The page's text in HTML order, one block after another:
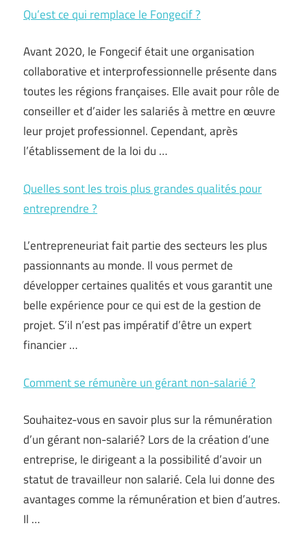
Qu’est ce qui remplace le Fongecif ?
Avant 2020, le Fongecif était une organisation
collaborative et interprofessionnelle présente dans
toutes les régions françaises. Elle avait pour rôle de
conseiller et d’aider les salariés à mettre en œuvre
leur projet professionnel. Cependant, après
l’établissement de la loi du …
Quelles sont les trois plus grandes qualités pour
entreprendre ?
L’entrepreneuriat fait partie des secteurs les plus
passionnants au monde. Il vous permet de
développer certaines qualités et vous garantit une
belle expérience pour ce qui est de la gestion de
projet. S’il n’est pas impératif d’être un expert
financier …
Comment se rémunère un gérant non-salarié ?
Souhaitez-vous en savoir plus sur la rémunération
d’un gérant non-salarié? Lors de la création d’une
entreprise, le dirigeant a la possibilité d’avoir un
statut de travailleur non salarié. Cela lui donne des
avantages comme la rémunération et bien d’autres.
Il …